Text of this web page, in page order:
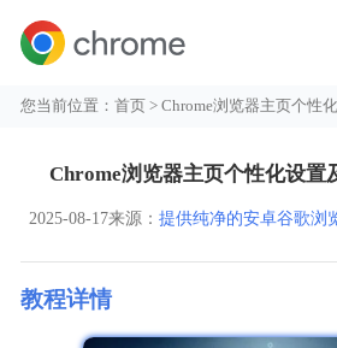
您当前位置：首页 > Chrome浏览器主页个性
Chrome浏览器主页个性化设置
2025-08-17来源： 提供纯净的安卓谷歌浏
教程详情